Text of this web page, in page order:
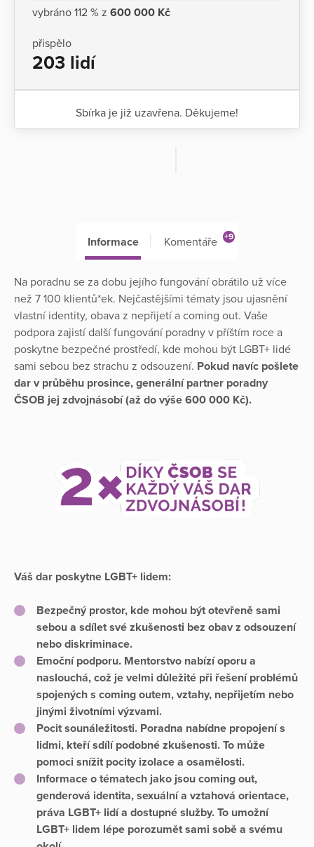
vybráno 112 % z 600 000 Kč
přispělo
203 lidí
Sbírka je již uzavřena. Děkujeme!
Informace Komentáře +9
Na poradnu se za dobu jejího fungování obrátilo už více
než 7 100 klientů*ek. Nejčastějšími tématy jsou ujasnění
vlastní identity, obava z nepřijetí a coming out. Vaše
podpora zajistí další fungování poradny v příštím roce a
poskytne bezpečné prostředí, kde mohou být LGBT+ lidé
sami sebou bez strachu z odsouzení. Pokud navíc pošlete
dar v průběhu prosince, generální partner poradny
ČSOB jej zdvojnásobí (až do výše 600 000 Kč).
Váš dar poskytne LGBT+ lidem:
Bezpečný prostor, kde mohou být otevřeně sami
sebou a sdílet své zkušenosti bez obav z odsouzení
nebo diskriminace.
Emoční podporu. Mentorstvo nabízí oporu a
naslouchá, což je velmi důležité při řešení problémů
spojených s coming outem, vztahy, nepřijetím nebo
jinými životními výzvami.
Pocit sounáležitosti. Poradna nabídne propojení s
lidmi, kteří sdílí podobné zkušenosti. To může
pomoci snížit pocity izolace a osamělosti.
Informace o tématech jako jsou coming out,
genderová identita, sexuální a vztahová orientace,
práva LGBT+ lidí a dostupné služby. To umožní
LGBT+ lidem lépe porozumět sami sobě a svému